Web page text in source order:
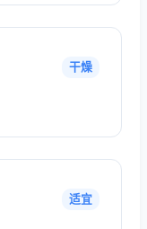
干燥
适宜